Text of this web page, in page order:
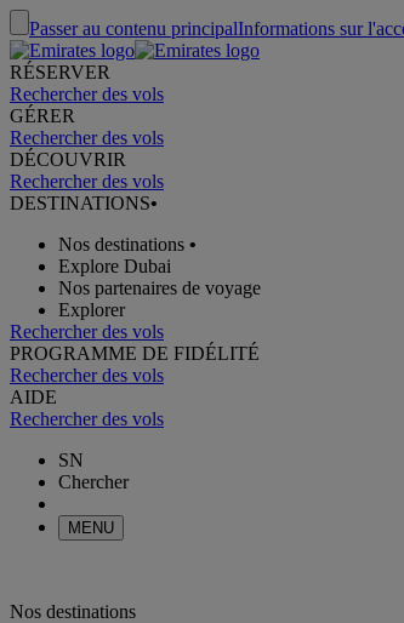
Passer au contenu principalInformations sur
RÉSERVER
Rechercher des vols
GÉRER
Rechercher des vols
DÉCOUVRIR
Rechercher des vols
DESTINATIONS•
Nos destinations •
Explore Dubai
Nos partenaires de voyage
Explorer
Rechercher des vols
PROGRAMME DE FIDÉLITÉ
Rechercher des vols
AIDE
Rechercher des vols
SN
Chercher
MENU
Nos destinations